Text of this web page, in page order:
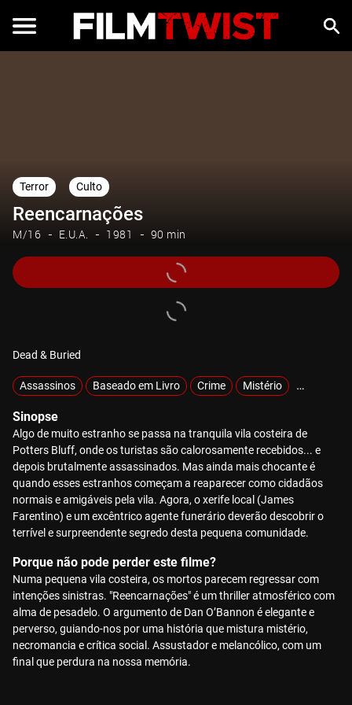
Terror Culto
Reencarnações
M/16 E.U.A. 1981 90 min
Dead & Buried
Assassinos Baseado em Livro Crime Mistério
Sinopse
Algo de muito estranho se passa na tranquila vila costeira de
Potters Bluff, onde os turistas são calorosamente recebidos... e
depois brutalmente assassinados. Mas ainda mais chocante é
quando esses estranhos começam a reaparecer como cidadãos
normais e amigáveis pela vila. Agora, o xerife local (James
Farentino) e um excêntrico agente funerário deverão descobrir o
terrível e surpreendente segredo desta pequena comunidade.
Porque não pode perder este filme?
Numa pequena vila costeira, os mortos parecem regressar com
intenções sinistras. "Reencarnações" é um thriller atmosférico com
alma de pesadelo. O argumento de Dan O’Bannon é elegante e
perverso, guiando-nos por uma história que mistura mistério,
necromancia e crítica social. Assustador e melancólico, com um
final que perdura na nossa memória.